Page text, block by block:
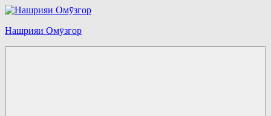
Перейти
содержимому
Нашрияи Омӯзгор